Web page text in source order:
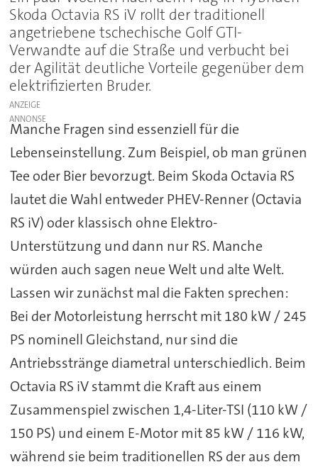
Skoda Octavia RS iV rollt der traditionell
angetriebene tschechische Golf GTI-
Verwandte auf die Straße und verbucht bei
der Agilität deutliche Vorteile gegenüber dem
elektrifizierten Bruder.
ANZEIGE
Manche Fragen sind essenziell für die
Lebenseinstellung. Zum Beispiel, ob man grünen
Tee oder Bier bevorzugt. Beim Skoda Octavia RS
lautet die Wahl entweder PHEV-Renner (Octavia
RS iV) oder klassisch ohne Elektro-
Unterstützung und dann nur RS. Manche
würden auch sagen neue Welt und alte Welt.
Lassen wir zunächst mal die Fakten sprechen:
Bei der Motorleistung herrscht mit 180 kW / 245
PS nominell Gleichstand, nur sind die
Antriebsstränge diametral unterschiedlich. Beim
Octavia RS iV stammt die Kraft aus einem
Zusammenspiel zwischen 1,4-Liter-TSI (110 kW /
150 PS) und einem E-Motor mit 85 kW / 116 kW,
während sie beim traditionellen RS der aus dem